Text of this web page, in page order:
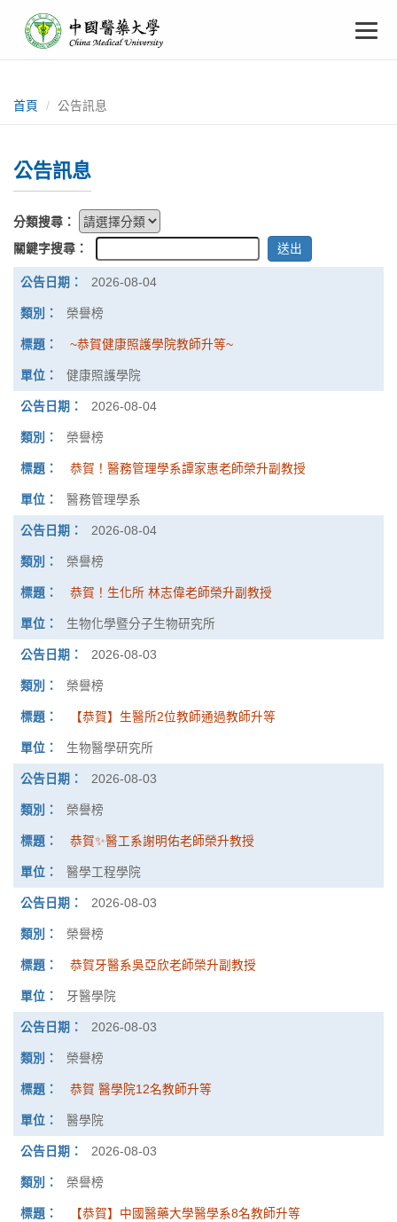
要
中
國
醫
藥
大
學
首頁 公告訊息
公告訊息
分類搜尋：
關鍵字搜尋：
公
列
2026-08-04
榮譽榜
~恭賀健康照護學院教師升等~
健康照護學院
2026-08-04
榮譽榜
恭賀！醫務管理學系譚家惠老師榮升副教授
醫務管理學系
2026-08-04
榮譽榜
恭賀！生化所 林志偉老師榮升副教授
生物化學暨分子生物研究所
2026-08-03
榮譽榜
【恭賀】生醫所2位教師通過教師升等
生物醫學研究所
2026-08-03
榮譽榜
恭賀✨醫工系謝明佑老師榮升教授
醫學工程學院
2026-08-03
榮譽榜
恭賀牙醫系吳亞欣老師榮升副教授
牙醫學院
2026-08-03
榮譽榜
恭賀 醫學院12名教師升等
醫學院
2026-08-03
榮譽榜
【恭賀】中國醫藥大學醫學系8名教師升等